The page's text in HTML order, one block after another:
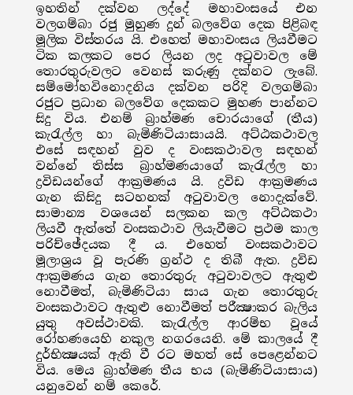
ඉහතින් දක්වන ලද්දේ මහාවංසයේ එන
වලගම්බා රජු මුහුණ දුන් බලවේග දෙක පිළිබඳ
මූලික විස්තරය යි. එහෙත් මහාවංසය ලියවීමට
ටික කලකට පෙර ලියන ලද අටුවාවල මේ
තොරතුරුවලට වෙනස් කරුණු දක්නට ලැබේ.
සම්මෝහවිනොදනිය දක්වන පරිදි වලගම්බා
රජුට ප්‍රධාන බලවේග දෙකකට මුහණ පාන්නට
සිදු විය. එනම් බ්‍රාහ්මණ චොරයාගේ (තීය)
කැරැල්ල හා බැමිණිටියාසායයි. අට්ඨකථාවල
එසේ සඳහන් වුව ද වංසකථාවල සඳහන්
වන්නේ තිස්ස බ්‍රාහ්මණයාගේ කැරැල්ල හා
ද්‍රවිඩයන්ගේ ආක්‍රමණය යි. ද්‍රවිඩ ආක්‍රමණය
ගැන කිසිදු සටහනක් අටුවාවල නොදැක්වේ.
සාමාන්‍ය වශයෙන් සලකන කල අට්ඨකථා
ලියවී ඇත්තේ වංසකථාව ලියැවීමට ප්‍රථම කාල
පරිච්ඡේදයක දී ය. එහෙත් වංසකථාවට
මූලාශ්‍රය වූ පැරණි ග්‍රන්ථ ද තිබී ඇත. ද්‍රවිඩ
ආක්‍රමණය ගැන තොරතුරු අටුවාවලට ඇතුළු
නොවීමත්, බැමිණිටියා සාය ගැන තොරතුරු
වංසකථාවට ඇතුළු නොවීමත් පරීක්‍ෂාකර බැලිය
යුතු අවස්ථාවකි. කැරැල්ල ආරම්භ වූයේ
රෝහණයෙහි නකුල නගරයෙනි. මේ කාලයේ දී
දුර්භික්‍ෂයක් ඇති වී රට මහත් සේ පෙළෙන්නට
විය. මෙය බ්‍රාහ්මණ තීය භය (බැමිණිටියාසාය)
යනුවෙන් නම් කෙරේ.